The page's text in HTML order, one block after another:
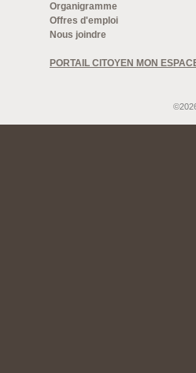
Organigramme
Offres d'emploi
Nous joindre
PORTAIL CITOYEN MON